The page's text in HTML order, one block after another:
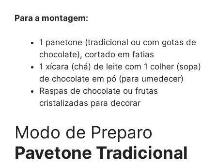
Para a montagem:
1 panetone (tradicional ou com gotas de
chocolate), cortado em fatias
1 xícara (chá) de leite com 1 colher (sopa)
de chocolate em pó (para umedecer)
Raspas de chocolate ou frutas
cristalizadas para decorar
Modo de Preparo
Pavetone Tradicional